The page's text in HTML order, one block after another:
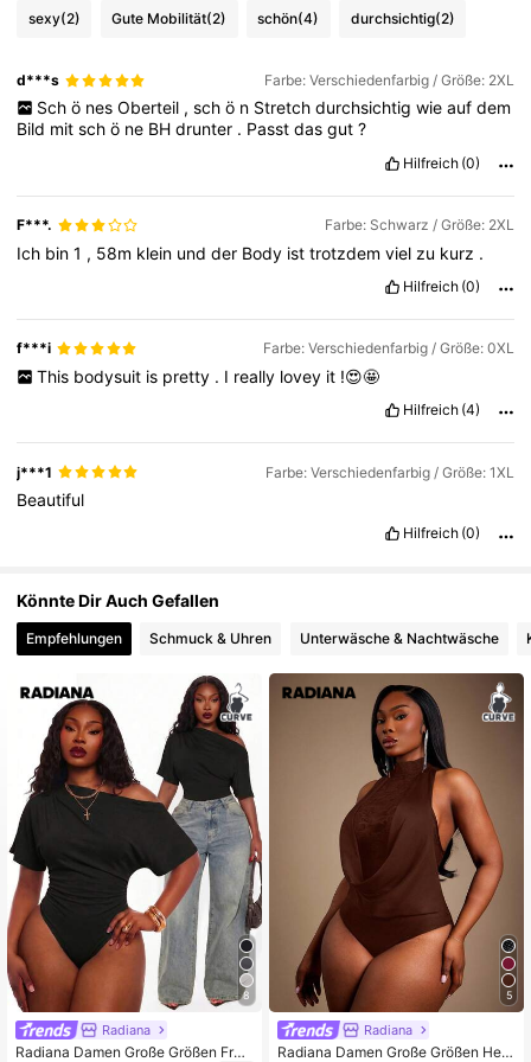
4,76 199K Follower
sexy(2) Gute Mobilität(2) schön(4) durchsichtig(2)
d***s Farbe: Verschiedenfarbig / Größe: 2XL
Sch ö nes Oberteil , sch ö n Stretch durchsichtig wie auf dem
Bild mitschö ne BHdrunter . Passtdasgut?
Hilfreich (0)
F***. Farbe: Schwarz / Größe: 2XL
Ich bin1 , 58m klein undder Body isttrotzdemviel zu kurz .
Hilfreich (0)
f***i Farbe: Verschiedenfarbig / Größe: 0XL
This bodysuit is pretty . I really lovey it !😍🤩
Hilfreich (4)
j***1 Farbe: Verschiedenfarbig / Größe: 1XL
Beautiful
Hilfreich (0)
Könnte Dir Auch Gefallen
Empfehlungen Schmuck & Uhren Unterwäsche & Nachtwäsche
8
Radiana
Radiana Damen Große Größen Früh
5
Radiana
Radiana Damen Große Größen Herb